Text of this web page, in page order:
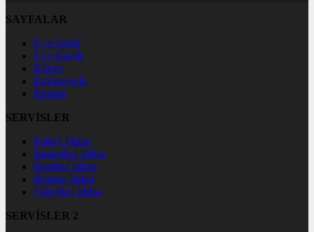
SAYFALAR
Üye Girişi
Üye Kaydı
Künye
Hakkımızda
İletişim
SERVİSLER
Futbol İddaa
Basketbol İddaa
Hentbol İddaa
Bilardo İddaa
Voleybol İddaa
SERVİSLER 2